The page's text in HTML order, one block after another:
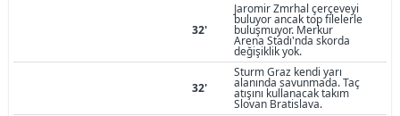
32'
Jaromir Zmrhal çerçeveyi
buluyor ancak top filelerle
buluşmuyor. Merkur
Arena Stadı'nda skorda
değişiklik yok.
32'
Sturm Graz kendi yarı
alanında savunmada. Taç
atışını kullanacak takım
Slovan Bratislava.